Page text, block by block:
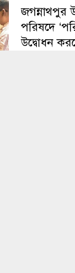
জগন্নাথপুর
পরিষদে
উদ্বোধন